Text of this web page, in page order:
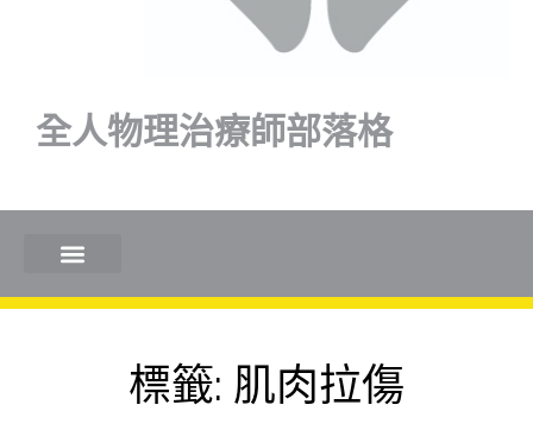
全人物理治療師部落格
標籤: 肌肉拉傷